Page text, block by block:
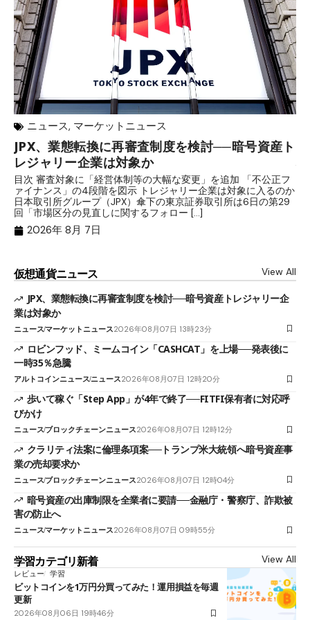
ニュース, マーケットニュース
JPX、業態転換に再審査制度を検討──暗号資産ト
レジャリー企業は対象か
目次 審査対象に「経営体制等の大幅な変更」を追加 「不公正フ
ァイナンス」の4段階を図示 トレジャリー企業は対象に入るのか
日本取引所グループ（JPX）傘下の東京証券取引所は6日の第29
回「市場区分の見直しに関するフォロー […]
2026年 8月 7日
仮想通貨ニュース View All
JPX、業態転換に再審査制度を検討──暗号資産トレジャリー企
業は対象か
ニュースマーケットニュース2026年08月07日 13時23分
ロビンフッド、ミームコイン「CASHCAT」を上場──発表後に
一時35％急騰
アルトコインニュースニュース2026年08月07日 12時20分
歩いて稼ぐ「Step App」が4年で終了──FITFI保有者に対応呼
びかけ
ニュースブロックチェーンニュース2026年08月07日 12時12分
クラリティ法案に倫理条項案──トランプ米大統領へ暗号資産事
業の売却要求か
ニュースブロックチェーンニュース2026年08月07日 12時04分
暗号資産の出庫制限を全業者に要請──金融庁・警察庁、詐欺被
害の防止へ
ニュースマーケットニュース2026年08月07日 09時55分
学習カテゴリ新着 View All
レビュー 学習
ビットコインを1万円分買ってみた！運用損益を毎週
更新
2026年08月06日 19時46分